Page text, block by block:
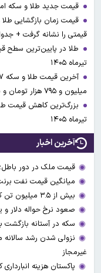
قیمت جدید طلا و سکه امروز ۲۶ تیرماه
قیمتی را نشانه گرفت +
تیرماه ۱۴۰۵
میلیون و ۷۹۵ هزار تومان و سکه ۱۸۸ میلیون و ۵۰۰ هزار تومان شد
تیرماه ۱۴۰۵
آخرین اخبار
قیمت ملک در دور
میانگین قیمت نفت برنت به ۸۰ دلار
بیش از ۳.۵ میلیون تن کالا با اجرای «تقدم قبض انبار» وارد کشور شد
صعود نرخ حواله دلار و
سکه در آستانه بازگشت به کانال ۱۸۸
نزولی شدن رشد
غیرمجاز
پاکستان هزینه انبارداری